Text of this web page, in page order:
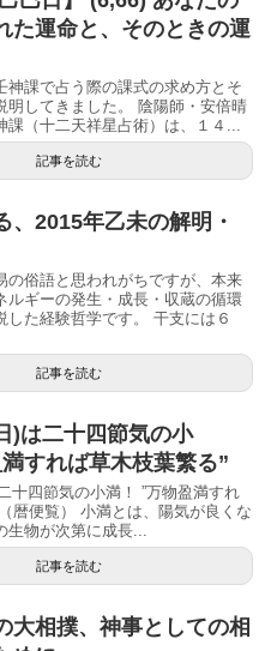
た運命と、そのときの運
神課で占う際の課式の求め方とそ
明してきました。 陰陽師・安倍晴
課（十二天祥星占術）は、１４...
記事を読む
、2015年乙未の解明・
の俗語と思われがちですが、本来
ルギーの発生・成長・収蔵の循環
した経験哲学です。 干支には６
記事を読む
)は二十四節気の小
すれば草木枝葉繁る”
十四節気の小満！ ”万物盈満すれ
暦便覧） 小満とは、陽気が良くな
生物が次第に成長...
記事を読む
大相撲、神事としての相